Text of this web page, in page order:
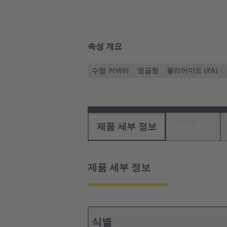
속성 개요
수형 커넥터 앵글형 폴리아미드 (PA)
제품 세부 정보
제품 세부 정보
식별